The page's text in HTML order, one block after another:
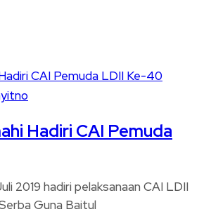
Hadiri CAI Pemuda
2019 hadiri pelaksanaan CAI LDII
Guna Baitul